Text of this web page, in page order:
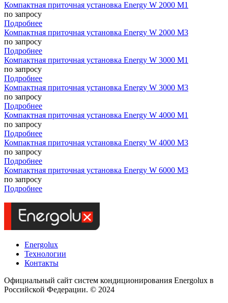
Компактная приточная установка Energy W 2000 M1
по запросу
Подробнее
Компактная приточная установка Energy W 2000 M3
по запросу
Подробнее
Компактная приточная установка Energy W 3000 M1
по запросу
Подробнее
Компактная приточная установка Energy W 3000 M3
по запросу
Подробнее
Компактная приточная установка Energy W 4000 M1
по запросу
Подробнее
Компактная приточная установка Energy W 4000 M3
по запросу
Подробнее
Компактная приточная установка Energy W 6000 M3
по запросу
Подробнее
Energolux
Технологии
Контакты
Официальный сайт систем кондиционирования Energolux в
Российской Федерации. © 2024